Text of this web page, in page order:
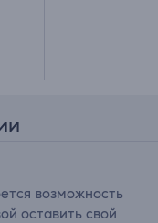
возможность
оставить свой